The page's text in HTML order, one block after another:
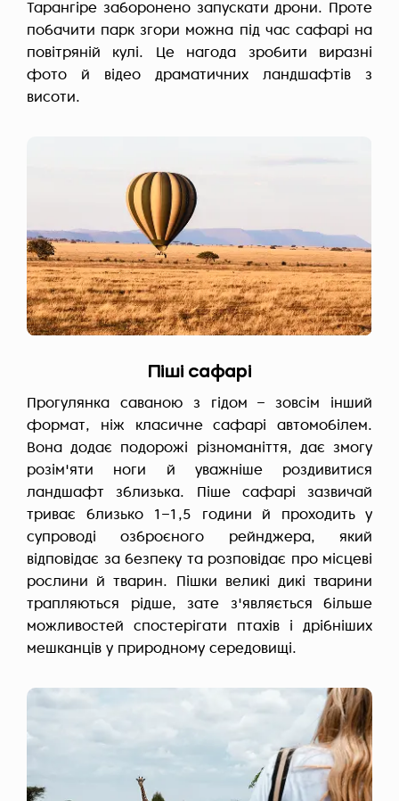
Тарангіре заборонено запускати дрони. Проте
побачити парк згори можна під час сафарі на
повітряній кулі. Це нагода зробити виразні
фото й відео драматичних ландшафтів з
висоти.
Піші сафарі
Прогулянка саваною з гідом – зовсім інший
формат, ніж класичне сафарі автомобілем.
Вона додає подорожі різноманіття, дає змогу
розім'яти ноги й уважніше роздивитися
ландшафт зблизька. Піше сафарі зазвичай
триває близько 1–1,5 години й проходить у
супроводі озброєного рейнджера, який
відповідає за безпеку та розповідає про місцеві
рослини й тварин. Пішки великі дикі тварини
трапляються рідше, зате з'являється більше
можливостей спостерігати птахів і дрібніших
мешканців у природному середовищі.